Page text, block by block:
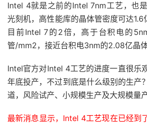
Intel 4就是之前的Intel 7nm工艺，也
光刻机，高性能库的晶体管密度可达
目前Intel 7的2倍，高于台积电的
管/mm2，接近台积电3nm的2.08亿晶
Intel官方对Intel 4工艺的进度一直很乐
年底投产，不过到底是什么级别的生产
道，风险试产、小规模生产及大规模量
最新消息显示，Intel 4工艺现在已经到